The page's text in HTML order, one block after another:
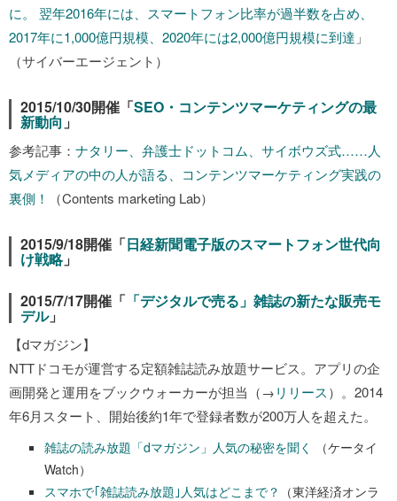
に。 翌年2016年には、スマートフォン比率が過半数を占め、
2017年に1,000億円規模、2020年には2,000億円規模に到達 」
（サイバーエージェント）
2015/10/30開催「SEO・コンテンツマーケティングの最
新動向 」
参考記事： ナタリー、弁護士ドットコム、サイボウズ式……人
気メディアの中の人が語る、コンテンツマーケティング実践の
裏側！
（Contents marketing Lab）
2015/9/18開催「日経新聞電子版のスマートフォン世代向
け戦略」
2015/7/17開催「 「デジタルで売る」雑誌の新たな販売モ
デル」
【dマガジン】
NTTドコモが運営する定額雑誌読み放題サービス。アプリの企
画開発と運用をブックウォーカーが担当（→リリース）。2014
年6月スタート、開始後約1年で登録者数が200万人を超えた。
雑誌の読み放題「dマガジン」人気の秘密を聞く
（ケータイ
Watch）
スマホで｢雑誌読み放題｣人気はどこまで？ （東洋経済オンラ